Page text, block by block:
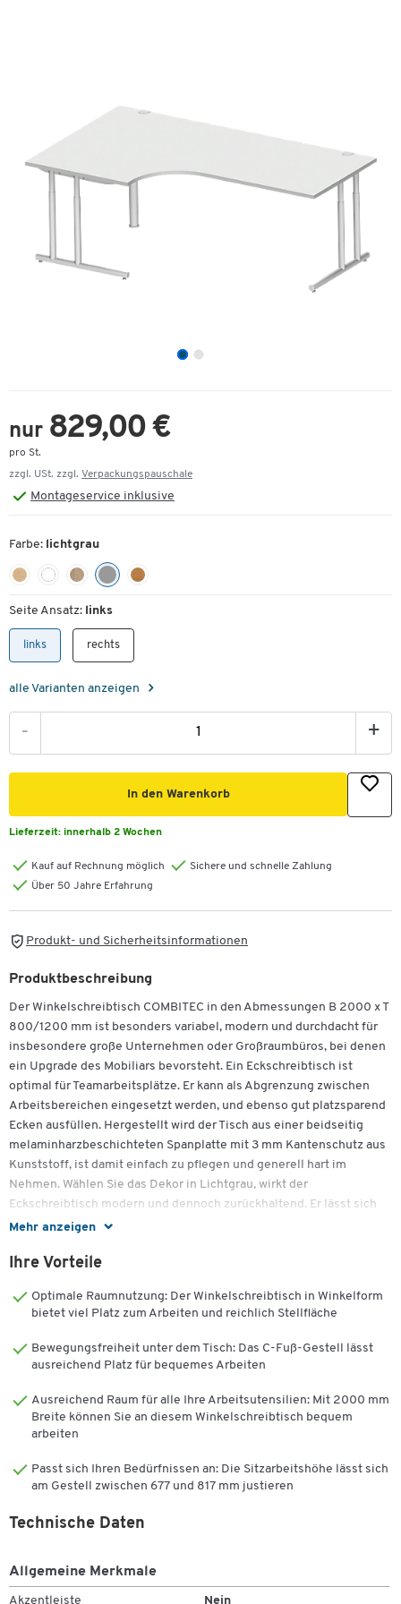
nur 829,00 €
pro St.
zzgl. USt. zzgl. Verpackungspauschale
Montageservice inklusive
Farbe: lichtgrau
Seite Ansatz: links
links rechts
alle Varianten anzeigen
- +
In den Warenkorb
Lieferzeit: innerhalb 2 Wochen
Kauf auf Rechnung möglich
Sichere und schnelle Zahlung
Über 50 Jahre Erfahrung
Produkt- und Sicherheitsinformationen
Mehr anzeigen
Produktbeschreibung
Der Winkelschreibtisch COMBITEC in den Abmessungen B 2000 x T
800/1200 mm ist besonders variabel, modern und durchdacht für
insbesondere große Unternehmen oder Großraumbüros, bei denen
ein Upgrade des Mobiliars bevorsteht. Ein Eckschreibtisch ist
optimal für Teamarbeitsplätze. Er kann als Abgrenzung zwischen
Arbeitsbereichen eingesetzt werden, und ebenso gut platzsparend
Ecken ausfüllen. Hergestellt wird der Tisch aus einer beidseitig
melaminharzbeschichteten Spanplatte mit 3 mm Kantenschutz aus
Kunststoff, ist damit einfach zu pflegen und generell hart im
Nehmen. Wählen Sie das Dekor in Lichtgrau, wirkt der
Eckschreibtisch modern und dennoch zurückhaltend. Er lässt sich
harmonisch mit anderen Farbtönen und somit Büromöbeln
Erscheinungsbild ab. Die Tischplatte ruht fest auf dem stabilen C-
Regulierungsschrauben in den Füßen gelingt das standfeste
mm Raster-Einstellung zwischen von 677 bis 817 mm
höheneinstellbar. Das variabel einstellbare Gestell des Tisches
gleichermaßen entspanntes wie effektives Arbeiten ermöglicht
wird.
Tischform: 90° Winkel, Ansatz links
Kantenschutz: 3 mm Kunststoffumleimer
Farbe: Lichtgrau
Inkl. Kabeldurchlass
Ihre Vorteile
Optimale Raumnutzung: Der Winkelschreibtisch in Winkelform
bietet viel Platz zum Arbeiten und reichlich Stellfläche
Bewegungsfreiheit unter dem Tisch: Das C-Fuß-Gestell lässt
ausreichend Platz für bequemes Arbeiten
Ausreichend Raum für alle Ihre Arbeitsutensilien: Mit 2000 mm
Breite können Sie an diesem Winkelschreibtisch bequem
arbeiten
Passt sich Ihren Bedürfnissen an: Die Sitzarbeitshöhe lässt sich
am Gestell zwischen 677 und 817 mm justieren
Technische Daten
Allgemeine Merkmale
Akzentleiste Nein